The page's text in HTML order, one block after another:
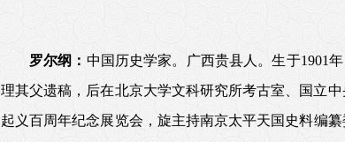
罗尔纲： 中国历史学家。广西贵县人。生于1901
理其父遗稿，后在北京大学文科研究所考古室、国立
起义百周年纪念展览会，旋主持南京太平天国史料编